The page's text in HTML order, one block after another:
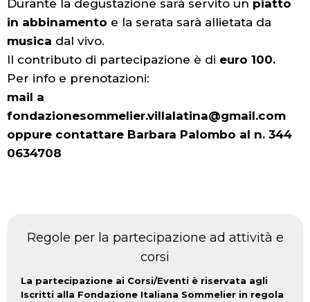
Durante la degustazione sarà servito un piatto
in abbinamento e la serata sarà allietata da
musica dal vivo.
Il contributo di partecipazione è di euro 100.
Per info e prenotazioni:
mail a
fondazionesommelier.villalatina@gmail.com
oppure contattare Barbara Palombo al n. 344
0634708
Regole per la partecipazione ad attività e
corsi
La partecipazione ai Corsi/Eventi è riservata agli
Iscritti alla Fondazione Italiana Sommelier in regola